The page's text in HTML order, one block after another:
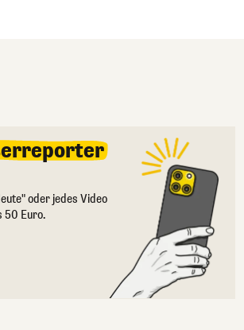
oder jedes Video
50 Euro.